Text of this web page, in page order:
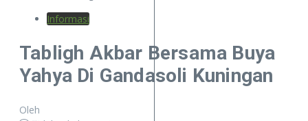
Informasi
Tabligh Akbar Bersama Buya
Yahya Di Gandasoli Kuningan
Oleh